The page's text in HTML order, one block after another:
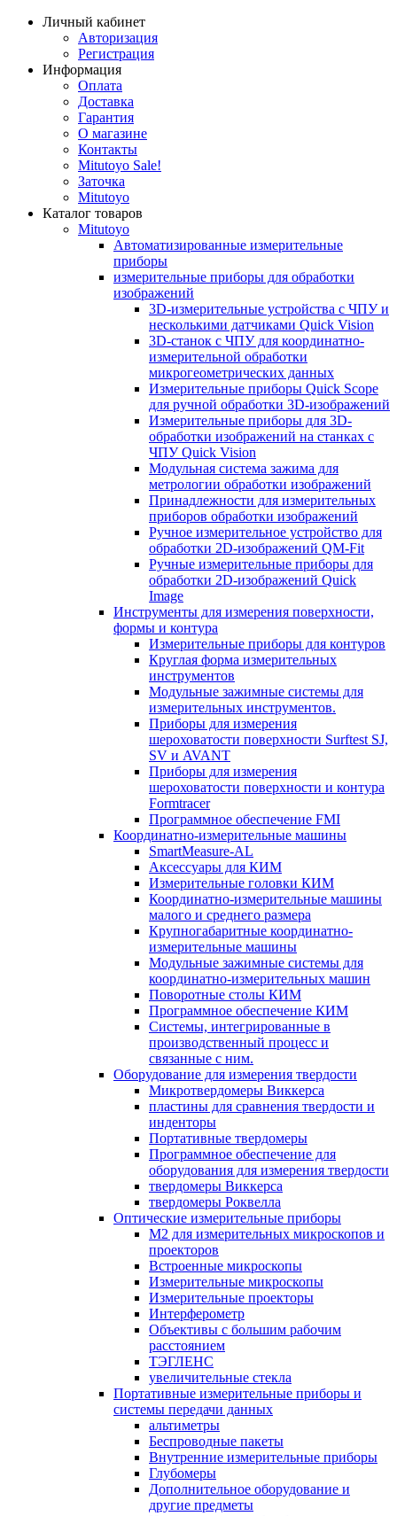
Личный кабинет
Авторизация
Регистрация
Информация
Оплата
Доставка
Гарантия
О магазине
Контакты
Mitutoyo Sale!
Заточка
Mitutoyo
Каталог товаров
Mitutoyo
Автоматизированные измерительные
приборы
измерительные приборы для обработки
изображений
3D-измерительные устройства с ЧПУ и
несколькими датчиками Quick Vision
3D-станок с ЧПУ для координатно-
измерительной обработки
микрогеометрических данных
Измерительные приборы Quick Scope
для ручной обработки 3D-изображений
Измерительные приборы для 3D-
обработки изображений на станках с
ЧПУ Quick Vision
Модульная система зажима для
метрологии обработки изображений
Принадлежности для измерительных
приборов обработки изображений
Ручное измерительное устройство для
обработки 2D-изображений QM-Fit
Ручные измерительные приборы для
обработки 2D-изображений Quick
Image
Инструменты для измерения поверхности,
формы и контура
Измерительные приборы для контуров
Круглая форма измерительных
инструментов
Модульные зажимные системы для
измерительных инструментов.
Приборы для измерения
шероховатости поверхности Surftest SJ,
SV и AVANT
Приборы для измерения
шероховатости поверхности и контура
Formtracer
Программное обеспечение FMI
Координатно-измерительные машины
SmartMeasure-AL
Аксессуары для КИМ
Измерительные головки КИМ
Координатно-измерительные машины
малого и среднего размера
Крупногабаритные координатно-
измерительные машины
Модульные зажимные системы для
координатно-измерительных машин
Поворотные столы КИМ
Программное обеспечение КИМ
Системы, интегрированные в
производственный процесс и
связанные с ним.
Оборудование для измерения твердости
Микротвердомеры Виккерса
пластины для сравнения твердости и
инденторы
Портативные твердомеры
Программное обеспечение для
оборудования для измерения твердости
твердомеры Виккерса
твердомеры Роквелла
Оптические измерительные приборы
M2 для измерительных микроскопов и
проекторов
Встроенные микроскопы
Измерительные микроскопы
Измерительные проекторы
Интерферометр
Объективы с большим рабочим
расстоянием
ТЭГЛЕНС
увеличительные стекла
Портативные измерительные приборы и
системы передачи данных
альтиметры
Беспроводные пакеты
Внутренние измерительные приборы
Глубомеры
Дополнительное оборудование и
другие предметы